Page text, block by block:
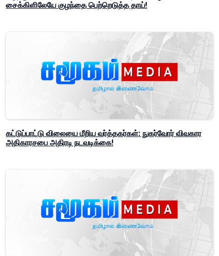
சைக்கிளிலேயே குழந்தை பெற்றெடுத்த தாய்!
கட்டுப்பாட்டு விலையை மீறிய வர்த்தகர்கள்: நுகர்வோர் விவகார
அதிகாரசபை அதிரடி நடவடிக்கை!